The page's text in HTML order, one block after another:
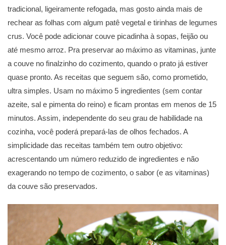
tradicional, ligeiramente refogada, mas gosto ainda mais de
rechear as folhas com algum patê vegetal e tirinhas de legumes
crus. Você pode adicionar couve picadinha à sopas, feijão ou
até mesmo arroz. Pra preservar ao máximo as vitaminas, junte
a couve no finalzinho do cozimento, quando o prato já estiver
quase pronto. As receitas que seguem são, como prometido,
ultra simples. Usam no máximo 5 ingredientes (sem contar
azeite, sal e pimenta do reino) e ficam prontas em menos de 15
minutos. Assim, independente do seu grau de habilidade na
cozinha, você poderá prepará-las de olhos fechados. A
simplicidade das receitas também tem outro objetivo:
acrescentando um número reduzido de ingredientes e não
exagerando no tempo de cozimento, o sabor (e as vitaminas)
da couve são preservados.